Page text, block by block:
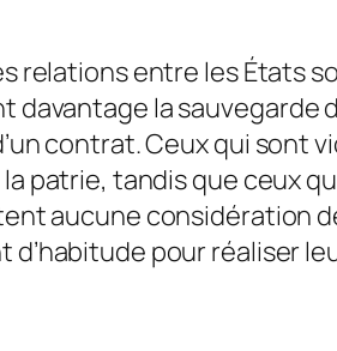
relations entre les États
davantage la sauvegarde
contrat. Ceux qui sont
patrie, tandis que ceux
aucune considération
pour réaliser